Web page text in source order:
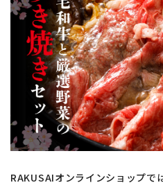
RAKUSAIオンラインショップ